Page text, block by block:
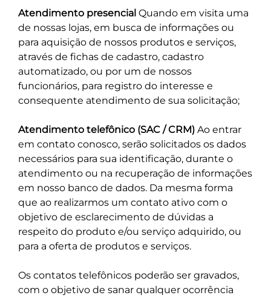
Atendimento presencial Quando em visita uma
de nossas lojas, em busca de informações ou
para aquisição de nossos produtos e serviços,
através de fichas de cadastro, cadastro
automatizado, ou por um de nossos
funcionários, para registro do interesse e
consequente atendimento de sua solicitação;
Atendimento telefônico (SAC / CRM) Ao entrar
em contato conosco, serão solicitados os dados
necessários para sua identificação, durante o
atendimento ou na recuperação de informações
em nosso banco de dados. Da mesma forma
que ao realizarmos um contato ativo com o
objetivo de esclarecimento de dúvidas a
respeito do produto e/ou serviço adquirido, ou
para a oferta de produtos e serviços.
Os contatos telefônicos poderão ser gravados,
com o objetivo de sanar qualquer ocorrência